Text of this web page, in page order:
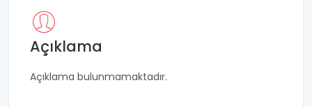
Açıklama
Açıklama bulunmamaktadır.